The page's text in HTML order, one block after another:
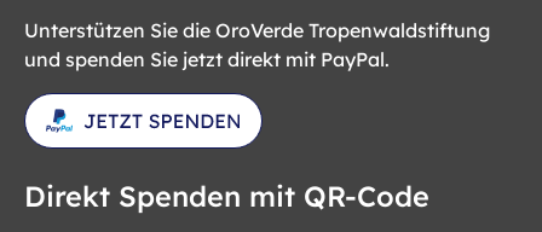
Unterstützen Sie die OroVerde Tropenwaldstiftung
und spenden Sie jetzt direkt mit PayPal.
Direkt Spenden mit QR-Code